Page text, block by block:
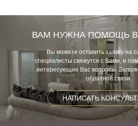
ВАМ НУЖНА ПОМОЩЬ
Вы можете оставить заявку на
специалисты свяжутся с Вами, и
интересующие Вас вопросы.
обратной связи.
НАПИСАТЬ